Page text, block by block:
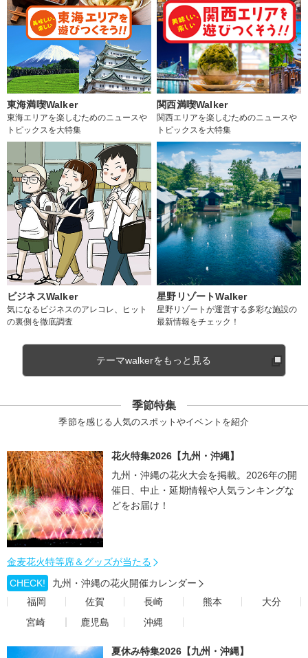
東海満喫Walker
東海エリアを楽しむためのニュースや
トピックスを大特集
関西満喫Walker
関西エリアを楽しむためのニュースや
トピックスを大特集
ビジネスWalker
気になるビジネスのアレコレ、ヒット
の裏側を徹底調査
星野リゾートWalker
星野リゾートが運営する多彩な施設の
最新情報をチェック！
テーマwalkerをもっと見る
季節特集
季節を感じる人気のスポットやイベントを紹介
花火特集2026【九州・沖縄】
九州・沖縄の花火大会を掲載。2026年の開
催日、中止・延期情報や人気ランキングな
どをお届け！
金麦花火特等席＆グッズが当たる
CHECK!
九州・沖縄の花火開催カレンダー
福岡
佐賀 長崎 熊本
大分
宮崎
鹿児島 沖縄
夏休み特集2026【九州・沖縄】